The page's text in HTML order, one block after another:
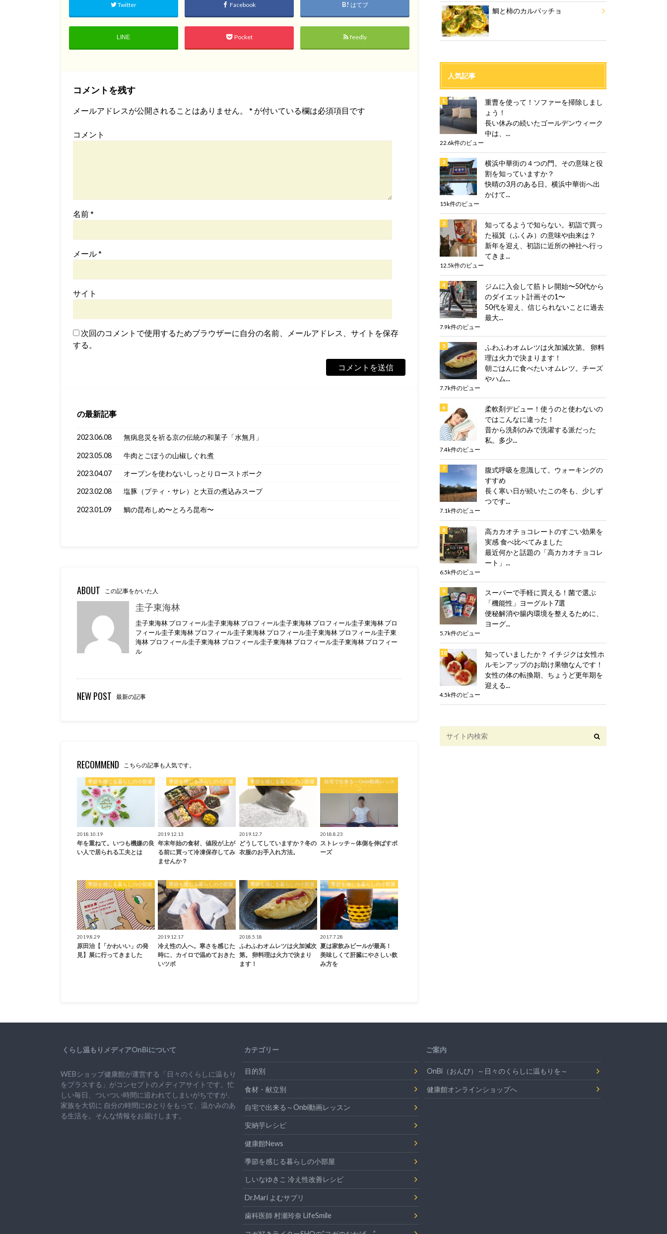
Twitter Facebook はてブ
LINE Pocket feedly
コメントを残す
メールアドレスが公開されることはありません。 * が付いている欄は必須項目です
コメント
名前*
メール*
サイト
次回のコメントで使用するためブラウザーに自分の名前、メールアドレス、サイトを保存
する。
の最新記事
2023.06.08 無病息災を祈る京の伝統の和菓子「水無月」
2023.05.08 牛肉とごぼうの山椒しぐれ煮
2023.04.07 オーブンを使わないしっとりローストポーク
2023.02.08 塩豚（プティ・サレ）と大豆の煮込みスープ
2023.01.09 鯛の昆布しめ〜とろろ昆布〜
ABOUT この記事をかいた人
圭子東海林
圭子東海林 プロフィール圭子東海林 プロフィール圭子東海林 プロフィール圭子東海林 プロ
フィール圭子東海林 プロフィール圭子東海林 プロフィール圭子東海林 プロフィール圭子東
海林 プロフィール圭子東海林 プロフィール圭子東海林 プロフィール圭子東海林 プロフィー
ル
NEW POST 最新の記事
RECOMMEND こちらの記事も人気です。
季節を感じる暮らしの小部屋
2018.10.19
年を重ねて。いつも機嫌の良
い人で居られる工夫とは
季節を感じる暮らしの小部屋
2019.12.13
年末年始の食材、値段が上が
る前に買って冷凍保存してみ
ませんか？
季節を感じる暮らしの小部屋
2019.12.7
どうしてしていますか？冬の
衣服のお手入れ方法。
自宅で出来る～Onbi動画レッス
ン
2018.8.23
ストレッチ～体側を伸ばすポ
ーズ
季節を感じる暮らしの小部屋
2019.8.29
原田治【「かわいい」の発
見】展に行ってきました
季節を感じる暮らしの小部屋
2019.12.17
冷え性の人へ。寒さを感じた
時に、カイロで温めておきた
いツボ
季節を感じる暮らしの小部屋
2018.5.18
ふわふわオムレツは火加減次
第。 卵料理は火力で決まり
ます！
季節を感じる暮らしの小部屋
2017.7.28
夏は家飲みビールが最高！
美味しくて肝臓にやさしい飲
み方を
鯛と柿のカルパッチョ
人気記事
重曹を使って！ソファーを掃除しまし
ょう！
長い休みの続いたゴールデンウィーク
中は、...
22.6k件のビュー
横浜中華街の４つの門。その意味と役
割を知っていますか？
快晴の3月のある日。横浜中華街へ出
かけて...
15k件のビュー
知ってるようで知らない。初詣で買っ
た福箕（ふくみ）の意味や由来は？
新年を迎え、初詣に近所の神社へ行っ
てきま...
12.5k件のビュー
ジムに入会して筋トレ開始〜50代から
のダイエット計画その1〜
50代を迎え、信じられないことに過去
最大...
7.9k件のビュー
ふわふわオムレツは火加減次第。 卵料
理は火力で決まります！
朝ごはんに食べたいオムレツ。チーズ
やハム...
7.7k件のビュー
柔軟剤デビュー！使うのと使わないの
ではこんなに違った！
昔から洗剤のみで洗濯する派だった
私。多少...
7.4k件のビュー
腹式呼吸を意識して。ウォーキングの
すすめ
長く寒い日が続いたこの冬も、少しず
つです...
7.1k件のビュー
高カカオチョコレートのすごい効果を
実感 食べ比べてみました
最近何かと話題の「高カカオチョコレ
ート」...
6.5k件のビュー
スーパーで手軽に買える！菌で選ぶ
「機能性」ヨーグルト7選
便秘解消や腸内環境を整えるために、
ヨーグ...
5.7k件のビュー
知っていましたか？ イチジクは女性ホ
ルモンアップのお助け果物なんです！
女性の体の転換期、ちょうど更年期を
迎える...
4.5k件のビュー
くらし温もりメディアOnBiについて
WEBショップ健康館が運営する「日々のくらしに温もり
をプラスする」がコンセプトのメディアサイトです。忙
しい毎日、ついつい時間に追われてしまいがちですが、
家族を大切に 自分の時間にゆとりをもって、 温かみのあ
る生活を。そんな情報をお届けします。
カテゴリー
目的別
食材・献立別
自宅で出来る～Onbi動画レッスン
安納芋レシピ
健康館News
季節を感じる暮らしの小部屋
しいなゆきこ 冷え性改善レシピ
Dr.Mari よむサプリ
歯科医師 村瀬玲奈 LifeSmile
ご案内
OnBi（おんび）～日々のくらしに温もりを～
健康館オンラインショップへ